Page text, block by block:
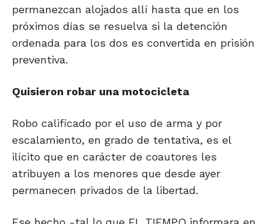
permanezcan alojados allí hasta que en los
próximos días se resuelva si la detención
ordenada para los dos es convertida en prisión
preventiva.
Quisieron robar una motocicleta
Robo calificado por el uso de arma y por
escalamiento, en grado de tentativa, es el
ilícito que en carácter de coautores les
atribuyen a los menores que desde ayer
permanecen privados de la libertad.